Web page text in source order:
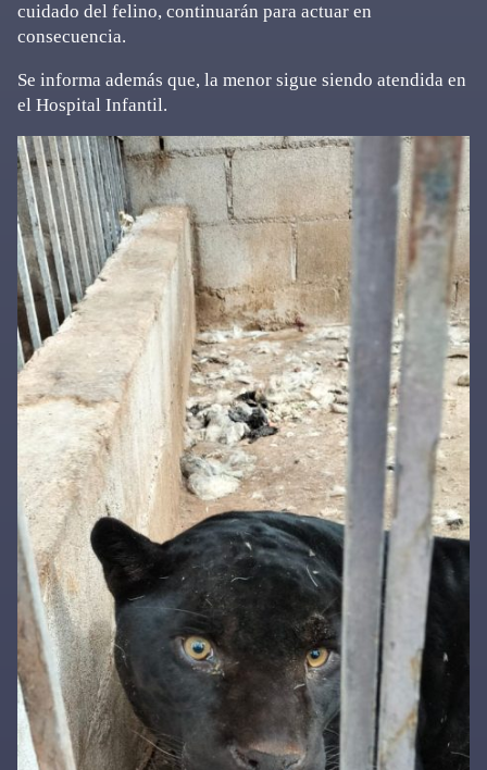
cuidado del felino, continuarán para actuar en
consecuencia.
Se informa además que, la menor sigue siendo atendida en
el Hospital Infantil.